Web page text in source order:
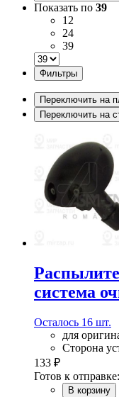
Показать по 39
12
24
39
Фильтры
Переключить на
Переключить на
система
Осталось 16 шт.
для
Сторона
133 ₽
Готов к отправке:
В корзину